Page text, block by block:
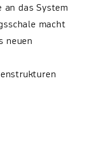
an das System
macht
neuen